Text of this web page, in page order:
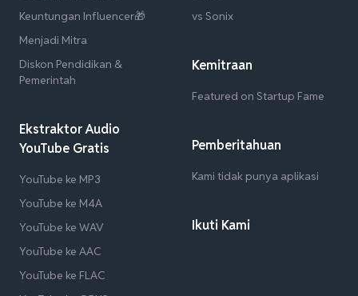
Keuntungan Influencer🎁
Menjadi Mitra
Diskon Pendidikan &
Pemerintah
Ekstraktor Audio
YouTube Gratis
YouTube ke MP3
YouTube ke M4A
YouTube ke WAV
YouTube ke AAC
YouTube ke FLAC
vs Sonix
Kemitraan
Featured on Startup Fame
Pemberitahuan
Kami tidak punya aplikasi
Ikuti Kami